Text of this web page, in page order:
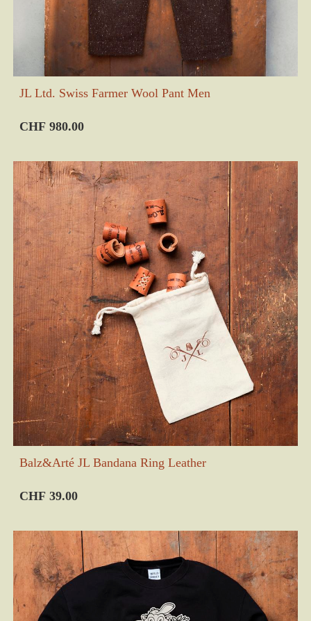
JL Ltd. Swiss Farmer Wool Pant Men
CHF 980.00
Balz&Arté JL Bandana Ring Leather
CHF 39.00